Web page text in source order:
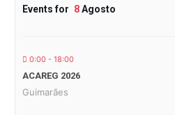
Events for 8Agosto
0:00 - 18:00
ACAREG 2026
Guimarães